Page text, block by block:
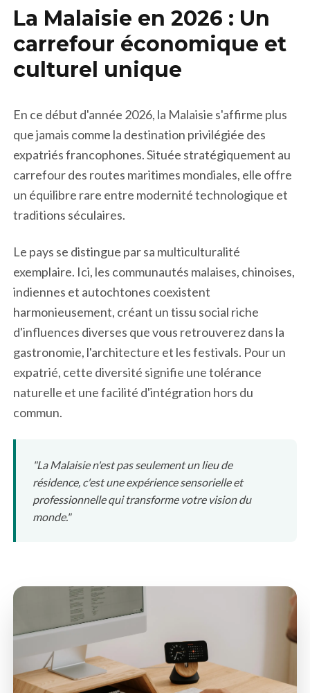
La Malaisie en 2026 : Un
carrefour économique et
culturel unique
En ce début d'année 2026, la Malaisie s'affirme plus
que jamais comme la destination privilégiée des
expatriés francophones. Située stratégiquement au
carrefour des routes maritimes mondiales, elle offre
un équilibre rare entre modernité technologique et
traditions séculaires.
Le pays se distingue par sa multiculturalité
exemplaire. Ici, les communautés malaises, chinoises,
indiennes et autochtones coexistent
harmonieusement, créant un tissu social riche
d'influences diverses que vous retrouverez dans la
gastronomie, l'architecture et les festivals. Pour un
expatrié, cette diversité signifie une tolérance
naturelle et une facilité d'intégration hors du
commun.
"La Malaisie n'est pas seulement un lieu de
résidence, c'est une expérience sensorielle et
professionnelle qui transforme votre vision du
monde."